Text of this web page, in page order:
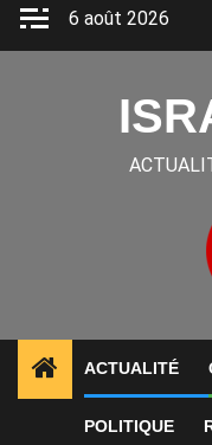
Aller
6 août 2026
ACTUALITÉ
POLITIQUE
International